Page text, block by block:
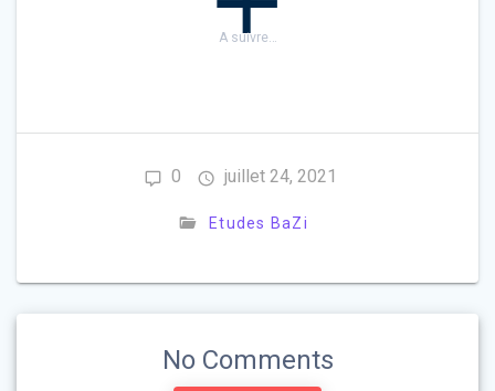
A suivre…
0 juillet 24, 2021
Etudes BaZi
No Comments